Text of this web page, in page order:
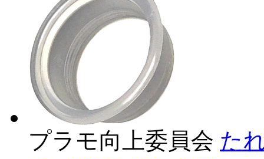
プラモ向上委員会 た